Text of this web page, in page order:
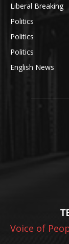
Liberal Breaking
Politics
Politics
Politics
English News
Voice of